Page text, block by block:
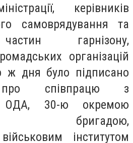
керівників
самоврядування та
гарнізону,
організацій
ж дня було підписано
про співпрацю з
ОДА, 30-ю окремою
бригадою,
інститутом